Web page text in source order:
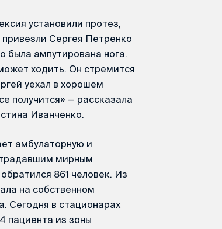
установили протез,
Сергея Петренко
была ампутирована нога.
ходить. Он стремится
уехал в хорошем
получится» — рассказала
Иванченко.
амбулаторную и
мирным
861 человек. Из
на собственном
Сегодня в стационарах
пациента из зоны